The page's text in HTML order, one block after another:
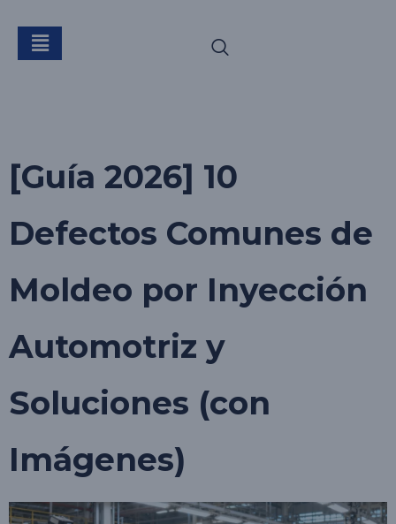
Etiqueta:
inyección
[Guía 2026] 10
Defectos Comunes de
Moldeo por Inyección
Automotriz y
Soluciones (con
Imágenes)